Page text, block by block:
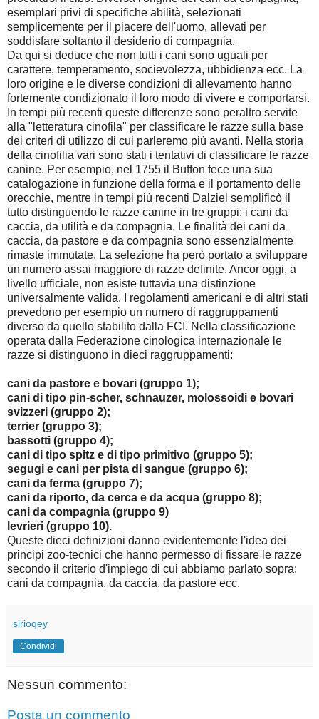
esemplari privi di specifiche abilità, selezionati
semplicemente per il piacere dell'uomo, allevati per
soddisfare soltanto il desiderio di compagnia.
Da qui si deduce che non tutti i cani sono uguali per
carattere, temperamento, socievolezza, ubbidienza ecc. La
loro origine e le diverse condizioni di allevamento hanno
fortemente condizionato il loro modo di vivere e comportarsi.
In tempi più recenti queste differenze sono peraltro servite
alla "letteratura cinofila" per classificare le razze sulla base
dei criteri di utilizzo di cui parleremo più avanti. Nella storia
della cinofilia vari sono stati i tentativi di classificare le razze
canine. Per esempio, nel 1755 il Buffon fece una sua
catalogazione in funzione della forma e il portamento delle
orecchie, mentre in tempi più recenti Dalziel semplificò il
tutto distinguendo le razze canine in tre gruppi: i cani da
caccia, da utilità e da compagnia. Le finalità dei cani da
caccia, da pastore e da compagnia sono essenzialmente
rimaste immutate. La selezione ha però portato a sviluppare
un numero assai maggiore di razze definite. Ancor oggi, a
livello ufficiale, non esiste tuttavia una distinzione
universalmente valida. I regolamenti americani e di altri stati
prevedono per esempio un numero di raggruppamenti
diverso da quello stabilito dalla FCI. Nella classificazione
operata dalla Federazione cinologica internazionale le
razze si distinguono in dieci raggruppamenti:
cani da pastore e bovari (gruppo 1);
cani di tipo pin-scher, schnauzer, molossoidi e bovari
svizzeri (gruppo 2);
terrier (gruppo 3);
bassotti (gruppo 4);
cani di tipo spitz e di tipo primitivo (gruppo 5);
segugi e cani per pista di sangue (gruppo 6);
cani da ferma (gruppo 7);
cani da riporto, da cerca e da acqua (gruppo 8);
cani da compagnia (gruppo 9)
levrieri (gruppo 10).
Queste dieci definizioni danno evidentemente l'idea dei
principi zoo-tecnici che hanno permesso di fissare le razze
secondo il criterio d'impiego di cui abbiamo parlato sopra:
cani da compagnia, da caccia, da pastore ecc.
sirioqey
Condividi
Nessun commento:
Posta un commento